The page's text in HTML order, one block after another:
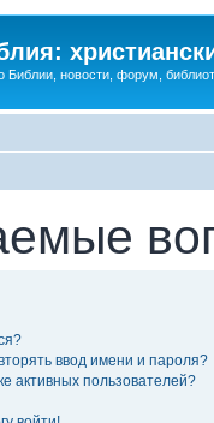
Библии, новости, форум,
ввод имени и пароля?
активных пользователей?